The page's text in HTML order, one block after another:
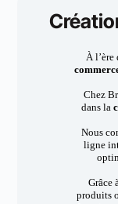
À l’ère
Chez
dans la
Nous
ligne
Grâce
produits